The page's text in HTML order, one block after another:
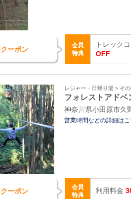
クーポン
会員
特典
トレック
OFF
レジャー・日帰り湯 > そ
フォレストアド
神奈川県小田原市
営業時間などの詳細はこ
クーポン
会員
特典
利用料金